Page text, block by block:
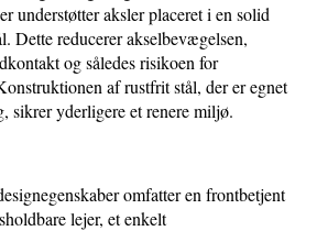
understøtter aksler placeret i en solid
Dette reducerer akselbevægelsen,
og således risikoen for
af rustfrit stål, der er egnet
sikrer yderligere et renere miljø.
omfatter en frontbetjent
lejer, et enkelt